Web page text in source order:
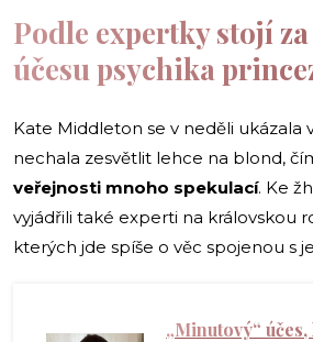
Podle expertky stojí
účesu psychika
Kate Middleton se v neděli ukázala
nechala zesvětlit lehce na blond,
veřejnosti mnoho spekulací. Ke
vyjádřili také experti na královskou
kterých jde spíše o věc spojenou s
„Minutový“